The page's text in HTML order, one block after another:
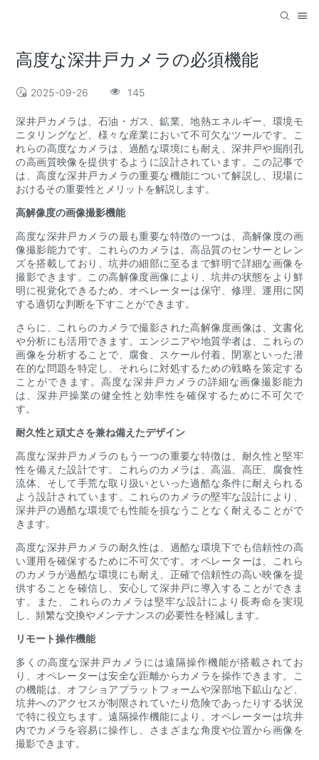
高度な深井戸カメラの必須機能
2025-09-26 145
深井戸カメラは、石油・ガス、鉱業、地熱エネルギー、環境モ
ニタリングなど、様々な産業において不可欠なツールです。こ
れらの高度なカメラは、過酷な環境にも耐え、深井戸や掘削孔
の高画質映像を提供するように設計されています。この記事で
は、高度な深井戸カメラの重要な機能について解説し、現場に
おけるその重要性とメリットを解説します。
高解像度の画像撮影機能
高度な深井戸カメラの最も重要な特徴の一つは、高解像度の画
像撮影能力です。これらのカメラは、高品質のセンサーとレン
ズを搭載しており、坑井の細部に至るまで鮮明で詳細な画像を
撮影できます。この高解像度画像により、坑井の状態をより鮮
明に視覚化できるため、オペレーターは保守、修理、運用に関
する適切な判断を下すことができます。
さらに、これらのカメラで撮影された高解像度画像は、文書化
や分析にも活用できます。エンジニアや地質学者は、これらの
画像を分析することで、腐食、スケール付着、閉塞といった潜
在的な問題を特定し、それらに対処するための戦略を策定する
ことができます。高度な深井戸カメラの詳細な画像撮影能力
は、深井戸操業の健全性と効率性を確保するために不可欠で
す。
耐久性と頑丈さを兼ね備えたデザイン
高度な深井戸カメラのもう一つの重要な特徴は、耐久性と堅牢
性を備えた設計です。これらのカメラは、高温、高圧、腐食性
流体、そして手荒な取り扱いといった過酷な条件に耐えられる
よう設​​計されています。これらのカメラの堅牢な設計により、
深井戸の過酷な環境でも性能を損なうことなく耐えることがで
きます。
高度な深井戸カメラの耐久性は、過酷な環境下でも信頼性の高
い運用を確保するために不可欠です。オペレーターは、これら
のカメラが過酷な環境にも耐え、正確で信頼性の高い映像を提
供することを確信し、安心して深井戸に導入することができま
す。また、これらのカメラは堅牢な設計により長寿命を実現
し、頻繁な交換やメンテナンスの必要性を軽減します。
リモート操作機能
多くの高度な深井戸カメラには遠隔操作機能が搭載されてお
り、オペレーターは安全な距離からカメラを操作できます。こ
の機能は、オフショアプラットフォームや深部地下鉱山など、
坑井へのアクセスが制限されていたり危険であったりする状況
で特に役立ちます。遠隔操作機能により、オペレーターは坑井
内でカメラを容易に操作し、さまざまな角度や位置から画像を
撮影できます。